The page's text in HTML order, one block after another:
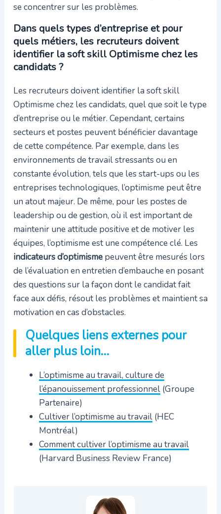
se concentrer sur les problèmes.
Dans quels types d’entreprise et pour
quels métiers, les recruteurs doivent
identifier la soft skill Optimisme chez les
candidats ?
Les recruteurs doivent identifier la soft skill
Optimisme chez les candidats, quel que soit le type
d’entreprise ou le métier. Cependant, certains
secteurs et postes peuvent bénéficier davantage
de cette compétence. Par exemple, dans les
environnements de travail stressants ou en
constante évolution, tels que les start-ups ou les
entreprises technologiques, l’optimisme peut être
un atout majeur. De même, pour les postes de
leadership ou de gestion, où il est important de
maintenir une attitude positive et de motiver les
équipes, l’optimisme est une compétence clé. Les
indicateurs d’optimismepeuvent être mesurés lors
de l’évaluation en entretien d’embauche en posant
des questions sur la façon dont le candidat fait
face aux défis, résout les problèmes et maintient sa
motivation en cas d’obstacles.
Quelques liens externes pour
aller plus loin…
L’optimisme au travail, culture de
l’épanouissement professionnel(Groupe
Partenaire)
Cultiver l’optimisme au travail(HEC
Montréal)
Comment cultiver l’optimisme au travail
(Harvard Business Review France)